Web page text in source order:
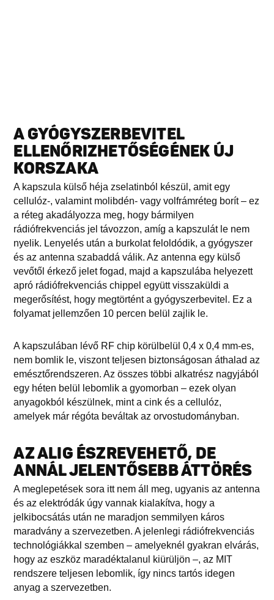
A GYÓGYSZERBEVITEL
ELLENŐRIZHETŐSÉGÉNEK ÚJ
KORSZAKA
A kapszula külső héja zselatinból készül, amit egy
cellulóz-, valamint molibdén- vagy volfrámréteg borít – ez
a réteg akadályozza meg, hogy bármilyen
rádiófrekvenciás jel távozzon, amíg a kapszulát le nem
nyelik. Lenyelés után a burkolat feloldódik, a gyógyszer
és az antenna szabaddá válik. Az antenna egy külső
vevőtől érkező jelet fogad, majd a kapszulába helyezett
apró rádiófrekvenciás chippel együtt visszaküldi a
megerősítést, hogy megtörtént a gyógyszerbevitel. Ez a
folyamat jellemzően 10 percen belül zajlik le.
A kapszulában lévő RF chip körülbelül 0,4 x 0,4 mm-es,
nem bomlik le, viszont teljesen biztonságosan áthalad az
emésztőrendszeren. Az összes többi alkatrész nagyjából
egy héten belül lebomlik a gyomorban – ezek olyan
anyagokból készülnek, mint a cink és a cellulóz,
amelyek már régóta beváltak az orvostudományban.
AZ ALIG ÉSZREVEHETŐ, DE
ANNÁL JELENTŐSEBB ÁTTÖRÉS
A meglepetések sora itt nem áll meg, ugyanis az antenna
és az elektródák úgy vannak kialakítva, hogy a
jelkibocsátás után ne maradjon semmilyen káros
maradvány a szervezetben. A jelenlegi rádiófrekvenciás
technológiákkal szemben – amelyeknél gyakran elvárás,
hogy az eszköz maradéktalanul kiürüljön –, az MIT
rendszere teljesen lebomlik, így nincs tartós idegen
anyag a szervezetben.